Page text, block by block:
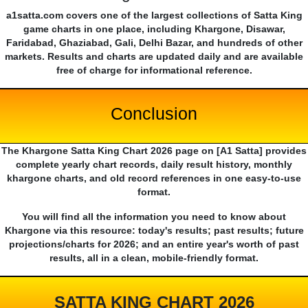
a1satta.com covers one of the largest collections of Satta King
game charts in one place, including Khargone, Disawar,
Faridabad, Ghaziabad, Gali, Delhi Bazar, and hundreds of other
markets. Results and charts are updated daily and are available
free of charge for informational reference.
Conclusion
The Khargone Satta King Chart 2026 page on [A1 Satta] provides
complete yearly chart records, daily result history, monthly
khargone charts, and old record references in one easy-to-use
format.
You will find all the information you need to know about
Khargone via this resource: today's results; past results; future
projections/charts for 2026; and an entire year's worth of past
results, all in a clean, mobile-friendly format.
SATTA KING CHART 2026